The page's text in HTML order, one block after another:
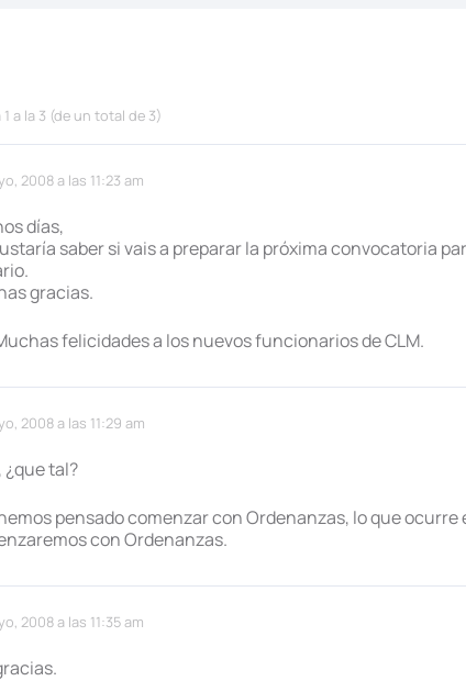
a la 3 (de un total de 3)
2008 a las 11:23 am
días,
saber si vais a preparar la próxima convocatoria
gracias.
felicidades a los nuevos funcionarios de CLM.
2008 a las 11:29 am
¿que tal?
pensado comenzar con Ordenanzas, lo que
con Ordenanzas.
2008 a las 11:35 am